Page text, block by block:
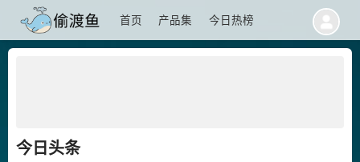
首页 产品集 今日热榜
今日头条